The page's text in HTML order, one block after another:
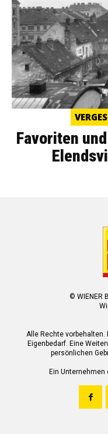
Favoriten
© WIENER
Alle Rechte
Eigenbedarf. Eine
persönlichen
Ein Unternehmen